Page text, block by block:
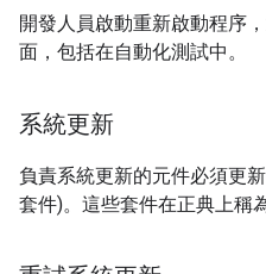
開發人員啟動重新啟動程序
面，包括在自動化測試中。
系統更新
負責系統更新的元件必須更
套件)。這些套件在正典上稱